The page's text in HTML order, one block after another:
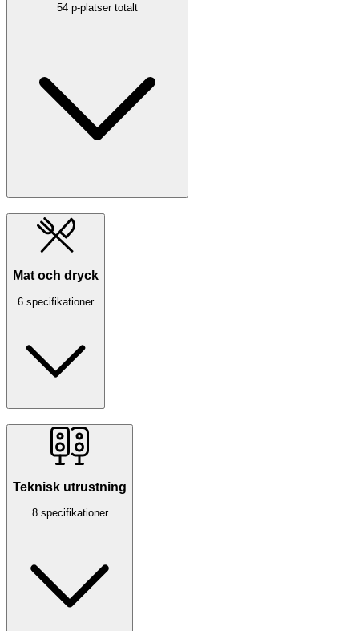
54 p-platser totalt
Mat och dryck
6 specifikationer
Teknisk utrustning
8 specifikationer